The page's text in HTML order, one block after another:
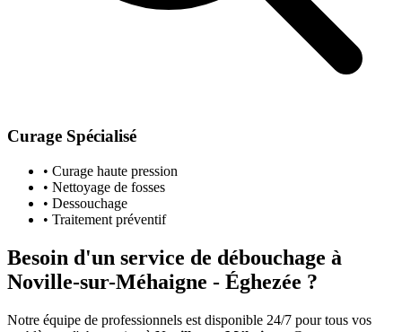
Curage Spécialisé
• Curage haute pression
• Nettoyage de fosses
• Dessouchage
• Traitement préventif
Besoin d'un service de débouchage à
Noville-sur-Méhaigne - Éghezée ?
Notre équipe de professionnels est disponible 24/7 pour tous vos